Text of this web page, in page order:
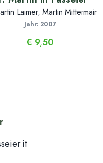
Laimer, Martin Mittermair
Jahr: 2007
€ 9,50